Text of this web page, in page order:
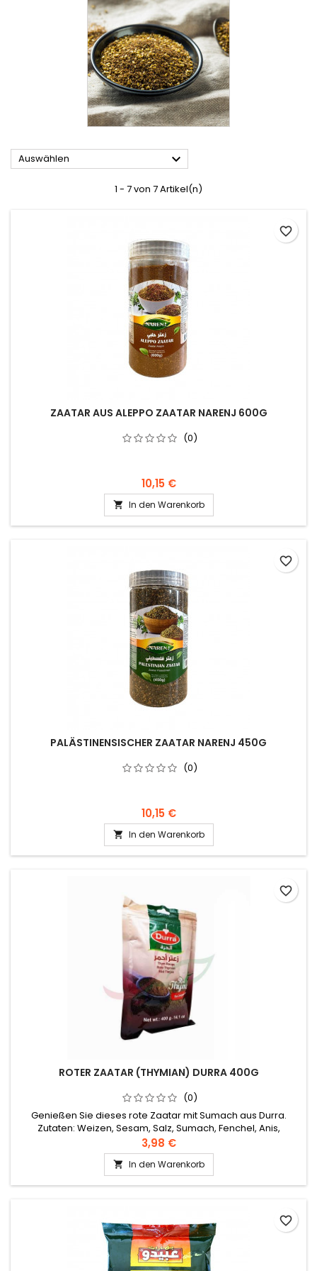
Auswählen 
1 - 7 von 7 Artikel(n)
ZAATAR AUS ALEPPO ZAATAR NARENJ 600G
(0)
10,15 €
 In den Warenkorb
favorite_border
PALÄSTINENSISCHER ZAATAR NARENJ 450G
(0)
10,15 €
 In den Warenkorb
favorite_border
ROTER ZAATAR (THYMIAN) DURRA 400G
(0)
Genießen Sie dieses rote Zaatar mit Sumach aus Durra.
Zutaten: Weizen, Sesam, Salz, Sumach, Fenchel, Anis,
Koriander, Pflanzenöl
3,98 €
 In den Warenkorb
favorite_border
favorite_border